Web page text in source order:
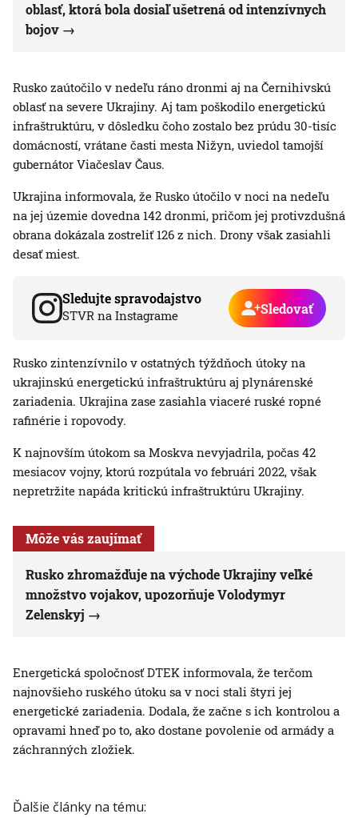
oblasť, ktorá bola dosiaľ ušetrená od intenzívnych
bojov
Rusko zaútočilo v nedeľu ráno dronmi aj na Černihivskú
oblasť na severe Ukrajiny. Aj tam poškodilo energetickú
infraštruktúru, v dôsledku čoho zostalo bez prúdu 30-tisíc
domácností, vrátane časti mesta Nižyn, uviedol tamojší
gubernátor Viačeslav Čaus.
Ukrajina informovala, že Rusko útočilo v noci na nedeľu
na jej územie dovedna 142 dronmi, pričom jej protivzdušná
obrana dokázala zostreliť 126 z nich. Drony však zasiahli
desať miest.
Sledujte spravodajstvo
STVR na Instagrame Sledovať
Rusko zintenzívnilo v ostatných týždňoch útoky na
ukrajinskú energetickú infraštruktúru aj plynárenské
zariadenia. Ukrajina zase zasiahla viaceré ruské ropné
rafinérie i ropovody.
K najnovším útokom sa Moskva nevyjadrila, počas 42
mesiacov vojny, ktorú rozpútala vo februári 2022, však
nepretržite napáda kritickú infraštruktúru Ukrajiny.
Môže vás zaujímať
Rusko zhromažďuje na východe Ukrajiny veľké
množstvo vojakov, upozorňuje Volodymyr
Zelenskyj
Energetická spoločnosť DTEK informovala, že terčom
najnovšieho ruského útoku sa v noci stali štyri jej
energetické zariadenia. Dodala, že začne s ich kontrolou a
opravami hneď po to, ako dostane povolenie od armády a
záchranných zložiek.
Ďalšie články na tému: